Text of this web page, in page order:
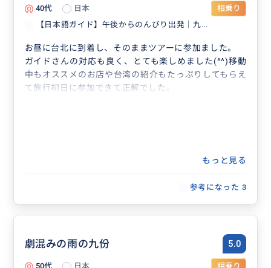
40代 日本
相乗り
【日本語ガイド】午後からのんびり出発｜九...
お昼に台北に到着し、そのままツアーに参加ました。
ガイドさんの対応も良く、とても楽しめました(^^)移動
中もオススメのお店や台湾の紹介もたっぷりしてもらえ
て旅行初日に参加できて正解でした。
もっと見る
参考になった 3
劇混みの雨の九份 5.0
50代 日本 相乗り